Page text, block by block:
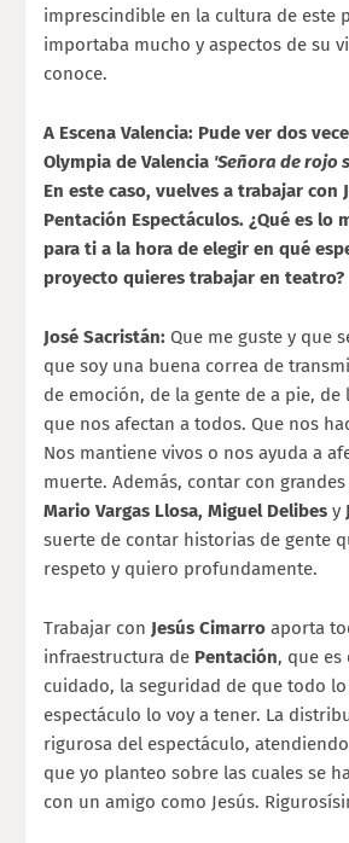
imprescindible en la cultura de este
importaba mucho y aspectos de su
conoce.
A Escena Valencia: Pude ver dos
Olympia de Valencia 'Señora de rojo
En este caso, vuelves a trabajar con
Pentación Espectáculos. ¿Qué es lo
para ti a la hora de elegir en qué
proyecto quieres trabajar en teatro?
José Sacristán: Que me guste y que
que soy una buena correa de
de emoción, de la gente de a pie, de
que nos afectan a todos. Que nos
Nos mantiene vivos o nos ayuda a
muerte. Además, contar con
Mario Vargas Llosa, Miguel Delibes y
suerte de contar historias de gente
respeto y quiero profundamente.
Trabajar con Jesús Cimarro aporta
infraestructura de Pentación, que es
cuidado, la seguridad de que todo
espectáculo lo voy a tener. La
rigurosa del espectáculo,
que yo planteo sobre las cuales se
con un amigo como Jesús.